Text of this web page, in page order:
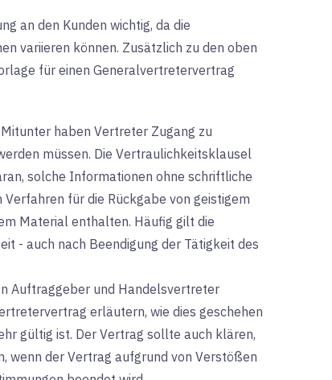
an den Kunden wichtig, da die
variieren können. Zusätzlich zu den oben
für einen Generalvertretervertrag
Mitunter haben Vertreter Zugang zu
müssen. Die Vertraulichkeitsklausel
solche Informationen ohne schriftliche
für die Rückgabe von geistigem
Material enthalten. Häufig gilt die
- auch nach Beendigung der Tätigkeit des
Auftraggeber und Handelsvertreter
erläutern, wie dies geschehen
gültig ist. Der Vertrag sollte auch klären,
wenn der Vertrag aufgrund von Verstößen